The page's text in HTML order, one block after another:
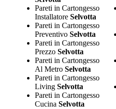
Pareti in Cartongesso
Installatore Selvotta
Pareti in Cartongesso
Preventivo Selvotta
Pareti in Cartongesso
Prezzo Selvotta
Pareti in Cartongesso
Al Metro Selvotta
Pareti in Cartongesso
Living Selvotta
Pareti in Cartongesso
Cucina Selvotta